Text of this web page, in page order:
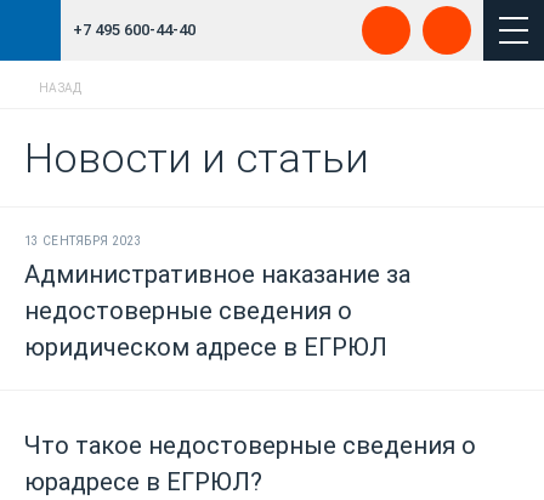
+7 495 600-44-40
НАЗАД
Новости и статьи
13 СЕНТЯБРЯ 2023
Административное наказание за
недостоверные сведения о
юридическом адресе в ЕГРЮЛ
Что такое недостоверные сведения о
юрадресе в ЕГРЮЛ?